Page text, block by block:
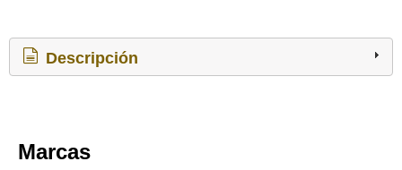
Descripción
Marcas